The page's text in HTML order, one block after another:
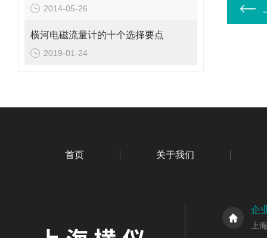
2014-05-26
横河电磁流量计的十个选择要点
2019-01-24
首页 关于我们
企
上